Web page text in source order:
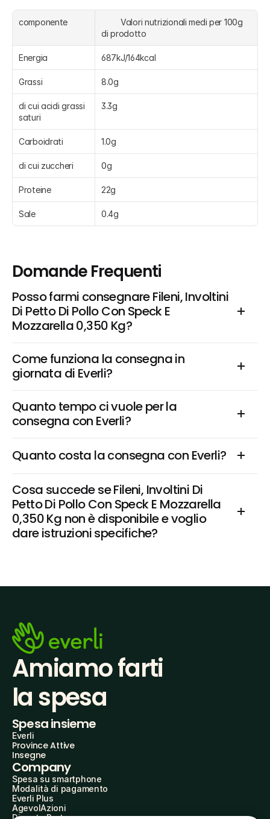
componente
di prodotto
Energia 687kJ/164kcal
Grassi 8.0g
di cui acidi grassi
saturi
3.3g
Carboidrati 1.0g
di cui zuccheri 0g
Proteine 22g
Sale 0.4g
Domande Frequenti
Posso farmi consegnare Fileni, Involtini
Di Petto Di Pollo Con Speck E
Mozzarella 0,350 Kg?
Come funziona la consegna in
giornata di Everli?
Quanto tempo ci vuole per la
consegna con Everli?
Quanto costa la consegna con Everli?
Cosa succede se Fileni, Involtini Di
Petto Di Pollo Con Speck E Mozzarella
0,350 Kg non è disponibile e voglio
dare istruzioni specifiche?
Amiamo farti
la spesa
Spesa insieme
Everli
Province Attive
Insegne
Company
Spesa su smartphone
Modalità di pagamento
Everli Plus
AgevolAzioni